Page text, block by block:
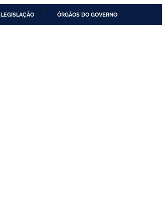
LEGISLAÇÃO ÓRGÃOS DO GOVERNO